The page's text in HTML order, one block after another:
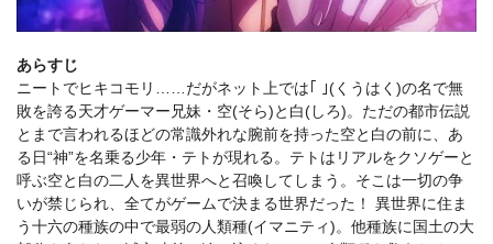
あらすじ
ニートでヒキコモリ……だがネット上では｢ ｣(くうはく)の名で無
敗を誇る天才ゲーマー兄妹・空(そら)と白(しろ)。ただの都市伝説
とまで言われるほどの常識外れな腕前を持った空と白の前に、あ
る日“神”を名乗る少年・テトが現れる。テトはリアルをクソゲーと
呼ぶ空と白の二人を異世界へと召喚してしまう。そこは一切の争
いが禁じられ、全てがゲームで決まる世界だった！ 異世界に住ま
う十六の種族の中で最弱の人類種(イマニティ)。他種族に国土の大